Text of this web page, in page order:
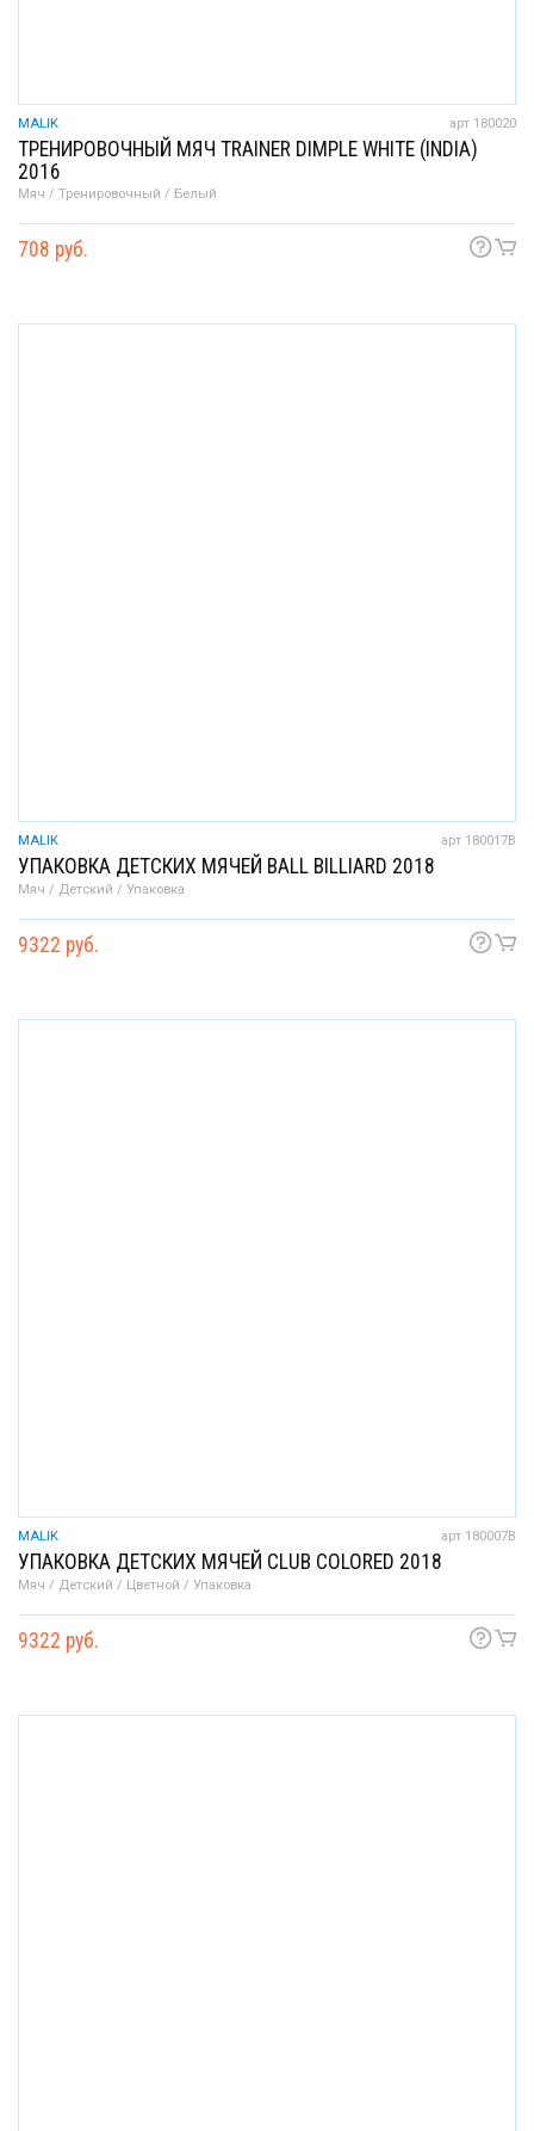
MALIK арт 180020
ТРЕНИРОВОЧНЫЙ МЯЧ TRAINER DIMPLE WHITE (INDIA)
2016
Мяч / Тренировочный / Белый
708 руб.
MALIK арт 180017B
УПАКОВКА ДЕТСКИХ МЯЧЕЙ BALL BILLIARD 2018
Мяч / Детский / Упаковка
9322 руб.
MALIK арт 180007B
УПАКОВКА ДЕТСКИХ МЯЧЕЙ CLUB COLORED 2018
Мяч / Детский / Цветной / Упаковка
9322 руб.